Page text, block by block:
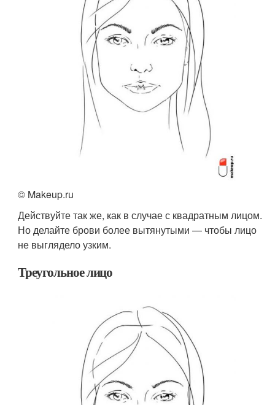
© Makeup.ru
Действуйте так же, как в случае с квадратным лицом.
Но делайте брови более вытянутыми — чтобы лицо
не выглядело узким.
Треугольное лицо